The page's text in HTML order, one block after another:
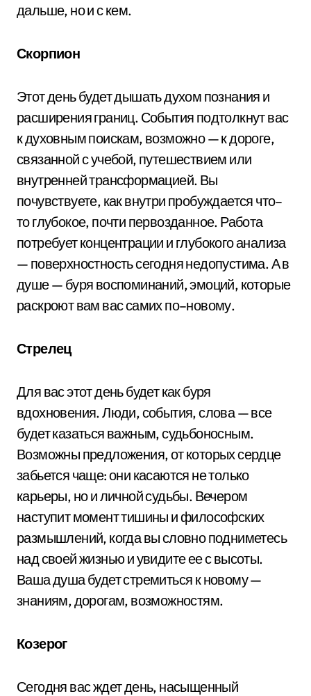
дальше, но и с кем.
Скорпион
Этот день будет дышать духом познания и
расширения границ. События подтолкнут вас
к духовным поискам, возможно — к дороге,
связанной с учебой, путешествием или
внутренней трансформацией. Вы
почувствуете, как внутри пробуждается что–
то глубокое, почти первозданное. Работа
потребует концентрации и глубокого анализа
— поверхностность сегодня недопустима. А в
душе — буря воспоминаний, эмоций, которые
раскроют вам вас самих по–новому.
Стрелец
Для вас этот день будет как буря
вдохновения. Люди, события, слова — все
будет казаться важным, судьбоносным.
Возможны предложения, от которых сердце
забьется чаще: они касаются не только
карьеры, но и личной судьбы. Вечером
наступит момент тишины и философских
размышлений, когда вы словно подниметесь
над своей жизнью и увидите ее с высоты.
Ваша душа будет стремиться к новому —
знаниям, дорогам, возможностям.
Козерог
Сегодня вас ждет день, насыщенный